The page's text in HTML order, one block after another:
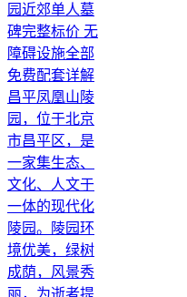
园近郊单人墓
碑完整标价 无
障碍设施全部
免费配套详解
昌平凤凰山陵
园，位于北京
市昌平区，是
一家集生态、
文化、人文于
一体的现代化
陵园。陵园环
境优美，绿树
成荫，风景秀
丽，为逝者提